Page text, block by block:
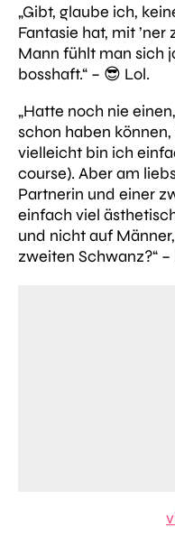
„Gibt, glaube ich,
Fantasie hat, mit
Mann fühlt man sich
bosshaft.“ – 😎 Lol.
„Hatte noch nie
schon haben
vielleicht bin ich
course). Aber am
Partnerin und einer
einfach viel
und nicht auf
zweiten Schwanz?“ –